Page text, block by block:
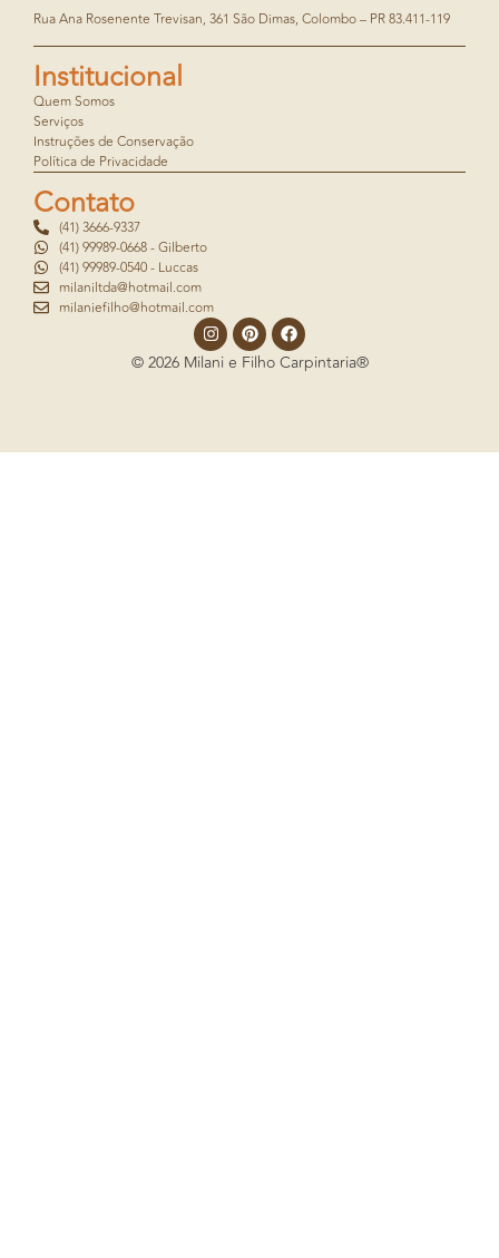
Rua Ana Rosenente Trevisan, 361 São Dimas, Colombo – PR 83.411-119
Institucional
Quem Somos
Serviços
Instruções de Conservação
Política de Privacidade
Contato
(41) 3666-9337
(41) 99989-0668 - Gilberto
(41) 99989-0540 - Luccas
milaniltda@hotmail.com
milaniefilho@hotmail.com
© 2026 Milani e Filho Carpintaria®